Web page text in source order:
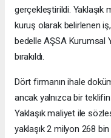
gerçekleştirildi. Yaklaşık
kuruş olarak belirlenen
bedelle AŞSA Kurumsal
bırakıldı.
Dört firmanın ihale
ancak yalnızca bir
Yaklaşık maliyet ile
yaklaşık 2 milyon 268